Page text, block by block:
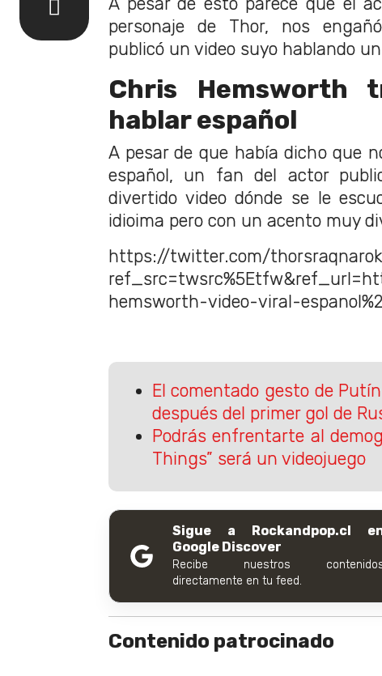
personaje de Thor, nos
publicó un video suyo hablando
Chris Hemsworth
hablar español
A pesar de que había dicho que
español, un fan del actor
divertido video dónde se le
idioima pero con un acento muy
https://twitter.com/
hemsworth-video-viral-
El comentado gesto de
después del primer gol de
Podrás enfrentarte al
Things” será un videojuego
Sigue a Rockandpop.cl
Google Discover
Recibe nuestros
directamente en tu feed.
Contenido patrocinado